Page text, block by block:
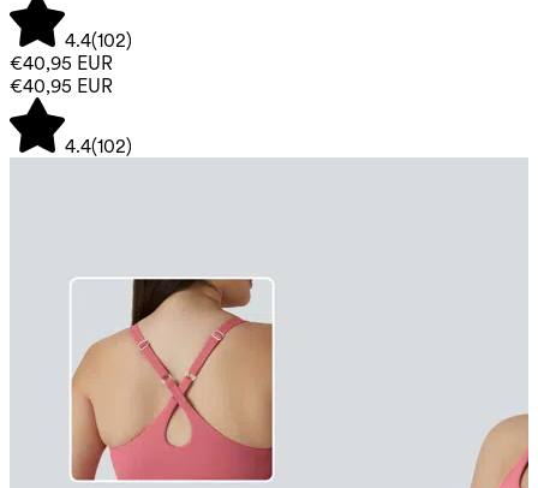
4.4(102)
€40,95 EUR
€40,95 EUR
4.4(102)